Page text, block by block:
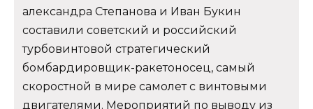
александра Степанова и Иван Букин
составили советский и российский
турбовинтовой стратегический
бомбардировщик-ракетоносец, самый
скоростной в мире самолет с винтовыми
двигателями. Мероприятий по выводу из